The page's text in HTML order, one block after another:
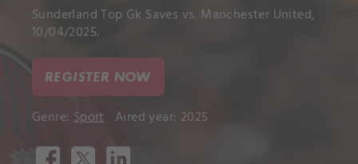
Sunderland Top Gk Saves vs. Manchester United,
10/04/2025.
REGISTER NOW
Genre: Sport Aired year: 2025